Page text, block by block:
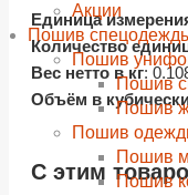
Акции
Пошив
Пошив
Пошив
Пошив
Пошив
Пошив
Пошив
Единица
Количество
Вес нетто в кг:
Объём в
С этимshopping_cart
shopping_cart
shopping_cart
shopping_cart
shopping_cart
shopping_cart
shopping_cart
shopping_cart